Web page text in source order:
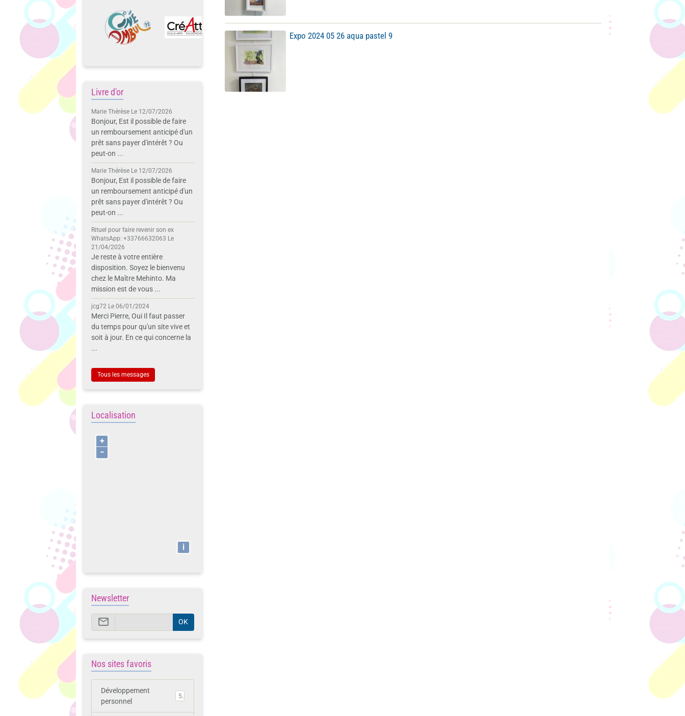
Expo 2024 05 26 aqua pastel 9
Livre d'or
Marie Thérèse Le 12/07/2026
Bonjour, Est il possible de faire
un remboursement anticipé d'un
prêt sans payer d'intérêt ? Ou
peut-on ...
Marie Thérèse Le 12/07/2026
Bonjour, Est il possible de faire
un remboursement anticipé d'un
prêt sans payer d'intérêt ? Ou
peut-on ...
Rituel pour faire revenir son ex
WhatsApp: +33766632063 Le
21/04/2026
Je reste à votre entière
disposition. Soyez le bienvenu
chez le Maître Mehinto. Ma
mission est de vous ...
jcg72 Le 06/01/2024
Merci Pierre, Oui Il faut passer
du temps pour qu'un site vive et
soit à jour. En ce qui concerne la
...
Tous les messages
Localisation
+
−
i
Newsletter
OK
Nos sites favoris
Développement
personnel
5